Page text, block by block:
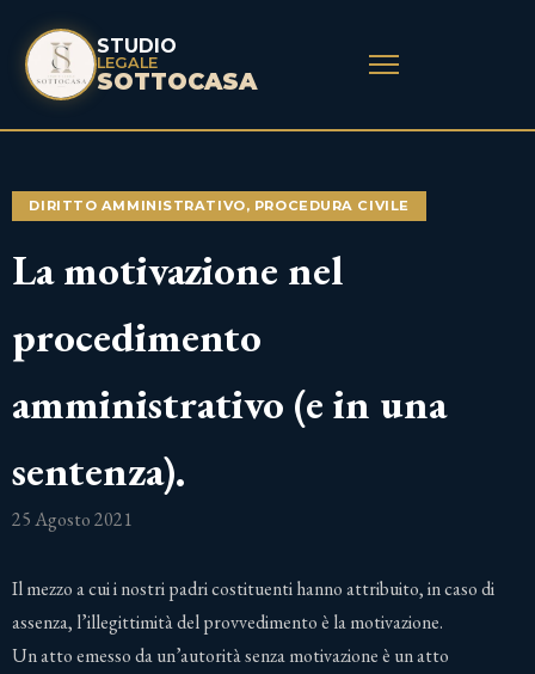
STUDIO
LEGALE
SOTTOCASA
DIRITTO AMMINISTRATIVO, PROCEDURA CIVILE
La motivazione nel
procedimento
amministrativo (e in una
sentenza).
25 Agosto 2021
Il mezzo a cui i nostri padri costituenti hanno attribuito, in caso di
assenza, l’illegittimità del provvedimento è la motivazione.
Un atto emesso da un’autorità senza motivazione è un atto